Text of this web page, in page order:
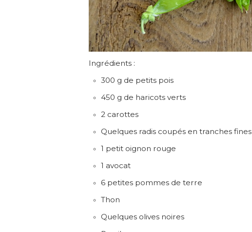
Ingrédients :
300 g de petits pois
450 g de haricots verts
2 carottes
Quelques radis coupés en tranches fines
1 petit oignon rouge
1 avocat
6 petites pommes de terre
Thon
Quelques olives noires